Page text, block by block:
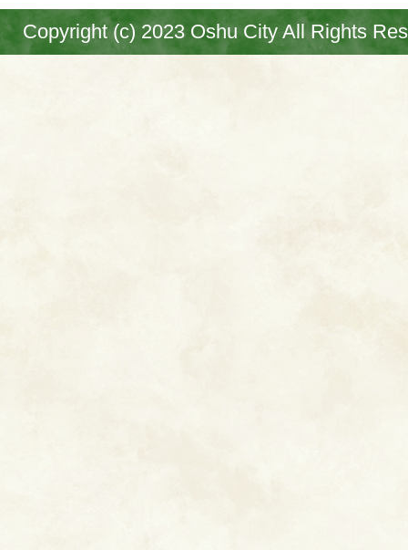
Copyright (c) 2023 Oshu City All Rights